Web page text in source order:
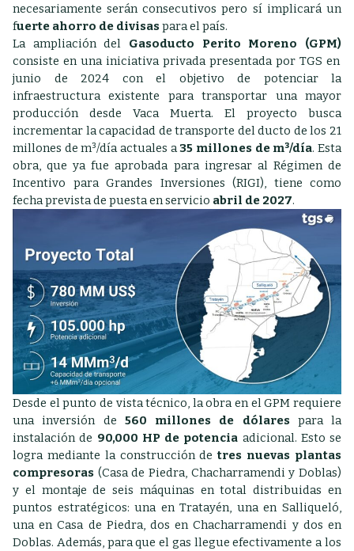
necesariamente serán consecutivos pero sí implicará un
fuerte ahorro de divisaspara el país.
La ampliación del Gasoducto Perito Moreno (GPM)
consiste en una iniciativa privada presentada por TGS en
junio de 2024 con el objetivo de potenciar la
infraestructura existente para transportar una mayor
producción desde Vaca Muerta. El proyecto busca
incrementar la capacidad de transporte del ducto de los 21
millones de m³/día actuales a35 millones de m³/día. Esta
obra, que ya fue aprobada para ingresar al Régimen de
Incentivo para Grandes Inversiones (RIGI), tiene como
fecha prevista de puesta en servicio abril de 2027.
Desde el punto de vista técnico, la obra en el GPM requiere
una inversión de 560 millones de dólarespara la
instalación de 90,000 HP de potencia adicional. Esto se
logra mediante la construcción detres nuevas plantas
compresoras (Casa de Piedra, Chacharramendi y Doblas)
y el montaje de seis máquinas en total distribuidas en
puntos estratégicos: una en Tratayén, una en Salliqueló,
una en Casa de Piedra, dos en Chacharramendi y dos en
Doblas. Además, para que el gas llegue efectivamente a los